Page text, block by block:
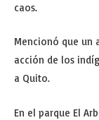
caos.
Mencionó que un
acción de los
a Quito.
En el parque El